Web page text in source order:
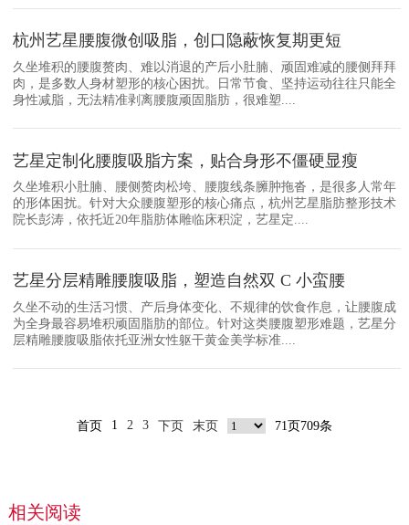
杭州艺星腰腹微创吸脂，创口隐蔽恢复期更短
久坐堆积的腰腹赘肉、难以消退的产后小肚腩、顽固难减的腰侧拜拜
肉，是多数人身材塑形的核心困扰。日常节食、坚持运动往往只能全
身性减脂，无法精准剥离腰腹顽固脂肪，很难塑....
艺星定制化腰腹吸脂方案，贴合身形不僵硬显瘦
久坐堆积小肚腩、腰侧赘肉松垮、腰腹线条臃肿拖沓，是很多人常年
的形体困扰。针对大众腰腹塑形的核心痛点，杭州艺星脂肪整形技术
院长彭涛，依托近20年脂肪体雕临床积淀，艺星定....
艺星分层精雕腰腹吸脂，塑造自然双 C 小蛮腰
久坐不动的生活习惯、产后身体变化、不规律的饮食作息，让腰腹成
为全身最容易堆积顽固脂肪的部位。针对这类腰腹塑形难题，艺星分
层精雕腰腹吸脂依托亚洲女性躯干黄金美学标准....
首页 1 2 3 下页 末页 71页709条
相关阅读